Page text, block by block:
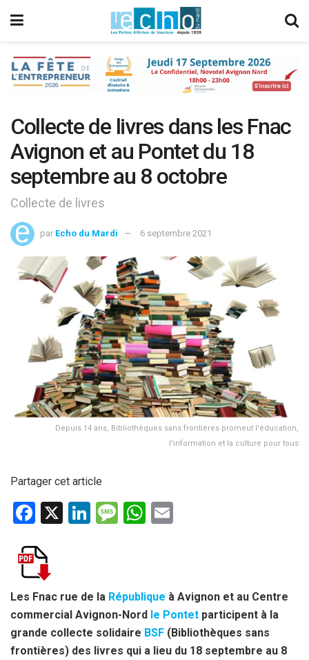
Collecte de livres dans les Fnac
Avignon et au Pontet du 18
septembre au 8 octobre
Collecte de livres
par Echo du Mardi 6 septembre 2021
Depuis 14 ans, Bibliothèques sans frontières promeut l'éducation,
l'information et la culture pour tous
Partager cet article
F
ce
b
o
o
k
X
Li
n
M
g
e
W
A
p
p
Les Fnac rue de la République à Avignon et au Centre
commercial Avignon-Nord le Pontet participent à la
grande collecte solidaire BSF (Bibliothèques sans
frontières) des livres qui a lieu du 18 septembre au 8